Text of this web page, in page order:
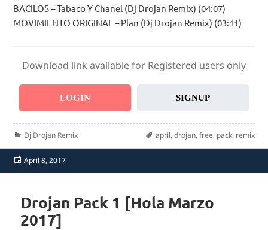
BACILOS – Tabaco Y Chanel (Dj Drojan Remix) (04:07)
MOVIMIENTO ORIGINAL – Plan (Dj Drojan Remix) (03:11)
Download link available for Registered users only
LOGIN SIGNUP
Categories
Dj Drojan Remix Tags
april, drojan, free, pack, remix
Posted
on
April 8, 2017
Drojan Pack 1 [Hola Marzo
2017]